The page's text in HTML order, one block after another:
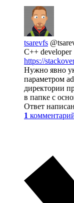
tsarevfs
C++ developer
https://
Нужно явно
параметром
директории
в папке с
Ответ написан
1